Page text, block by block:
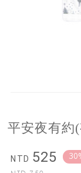
平安夜有約
NTD 525